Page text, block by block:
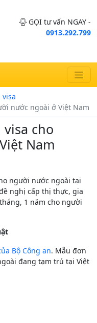
GỌI tư vấn NGAY -
0913.292.799
nước ngoài ở Việt Nam
cho
Nam
người nước ngoài tại
nghị cấp thị thực, gia
1 năm cho người
Bộ Công an. Mẫu đơn
đang tạm trú tại Việt